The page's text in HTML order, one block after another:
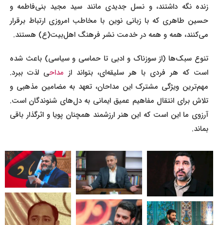
زنده نگه داشتند، و نسل جدیدی مانند سید مجید بنی‌فاطمه و
حسین طاهری که با زبانی نوین با مخاطب امروزی ارتباط برقرار
می‌کنند، همه و همه در خدمت نشر فرهنگ اهل‌بیت(ع) هستند.
تنوع سبک‌ها (از سوزناک و ادبی تا حماسی و سیاسی) باعث شده
است که هر فردی با هر سلیقه‌ای، بتواند از مداحی لذت ببرد.
مهم‌ترین ویژگی مشترک این مداحان، تعهد به مضامین مذهبی و
تلاش برای انتقال مفاهیم عمیق ایمانی به دل‌های شنوندگان است.
آرزوی ما این است که این هنر ارزشمند همچنان پویا و اثرگذار باقی
بماند.